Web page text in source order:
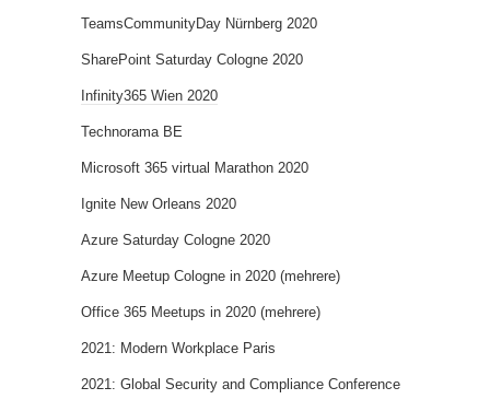
TeamsCommunityDay Nürnberg 2020
SharePoint Saturday Cologne 2020
Infinity365 Wien 2020
Technorama BE
Microsoft 365 virtual Marathon 2020
Ignite New Orleans 2020
Azure Saturday Cologne 2020
Azure Meetup Cologne in 2020 (mehrere)
Office 365 Meetups in 2020 (mehrere)
2021: Modern Workplace Paris
2021: Global Security and Compliance Conference